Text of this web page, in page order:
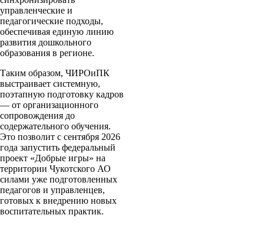
управленческие и
педагогические подходы,
обеспечивая единую линию
развития дошкольного
образования в регионе.
Таким образом, ЧИРОиПК
выстраивает системную,
поэтапную подготовку кадров
— от организационного
сопровождения до
содержательного обучения.
Это позволит с сентября 2026
года запустить федеральный
проект «Добрые игры» на
территории Чукотского АО
силами уже подготовленных
педагогов и управленцев,
готовых к внедрению новых
воспитательных практик.